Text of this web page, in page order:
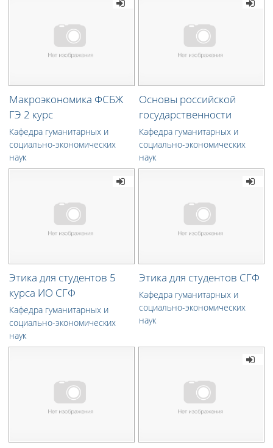
Макроэкономика ФСБЖ
ГЭ 2 курс
Кафедра гуманитарных и
социально-экономических
наук
Основы российской
государственности
Кафедра гуманитарных и
социально-экономических
наук
Этика для студентов 5
курса ИО СГФ
Кафедра гуманитарных и
социально-экономических
наук
Этика для студентов СГФ
Кафедра гуманитарных и
социально-экономических
наук